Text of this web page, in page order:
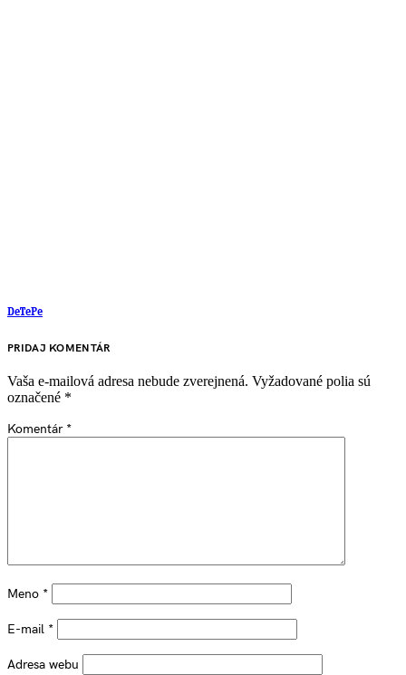
DeTePe
PRIDAJ KOMENTÁR
Vaša e-mailová adresa nebude zverejnená. Vyžadované polia sú
označené *
Komentár *
Meno *
E-mail *
Adresa webu